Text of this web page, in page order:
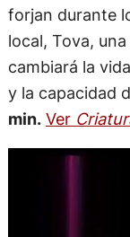
forjan durante
local, Tova,
cambiará la
y la capacidad
min. Ver